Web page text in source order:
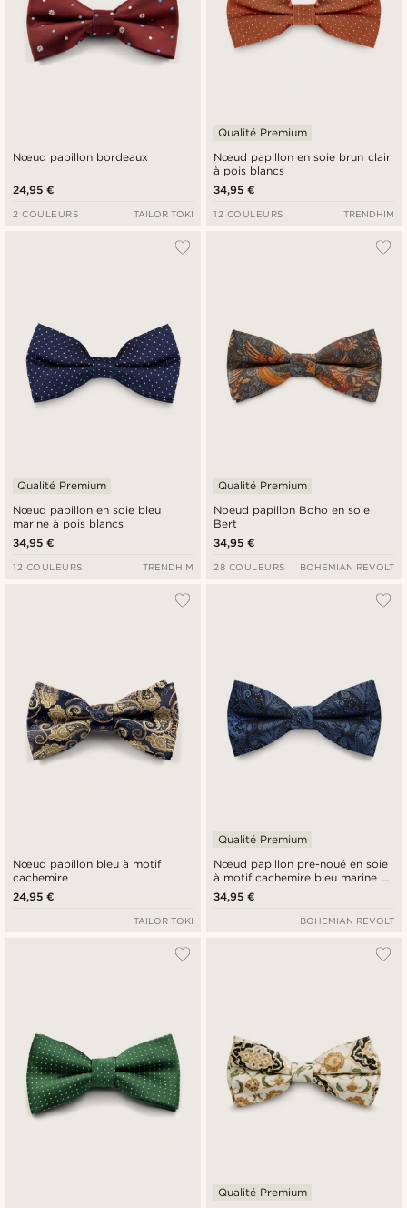
Nœud papillon bordeaux
24,95 €
2 COULEURS TAILOR TOKI
Nœud papillon en soie brun clair
à pois blancs
Qualité Premium
34,95 €
12 COULEURS TRENDHIM
Nœud papillon en soie bleu
marine à pois blancs
Qualité Premium
34,95 €
12 COULEURS TRENDHIM
Noeud papillon Boho en soie
Bert
Qualité Premium
34,95 €
28 COULEURS BOHEMIAN REVOLT
Nœud papillon bleu à motif
cachemire
24,95 €
TAILOR TOKI
Nœud papillon pré-noué en soie
à motif cachemire bleu marine et
bleu clair
Qualité Premium
34,95 €
BOHEMIAN REVOLT
Qualité Premium